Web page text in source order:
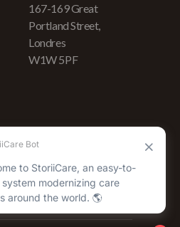
167-169 Great
Portland Street,
Londres
W1W 5PF